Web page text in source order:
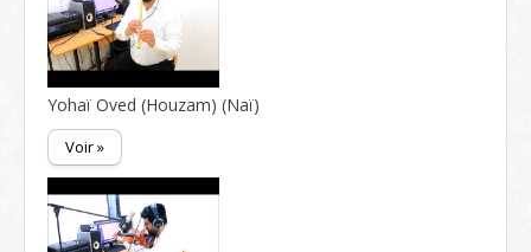
Yohaï Oved (Houzam) (Naï)
Voir »